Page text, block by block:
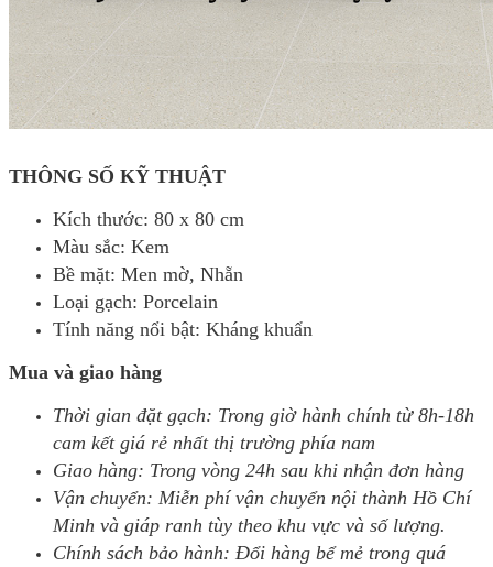
THÔNG SỐ KỸ THUẬT
Kích thước: 80 x 80 cm
Màu sắc: Kem
Bề mặt: Men mờ, Nhẵn
Loại gạch: Porcelain
Tính năng nổi bật: Kháng khuẩn
Mua và giao hàng
Thời gian đặt gạch: Trong giờ hành chính từ 8h-18h
cam kết giá rẻ nhất thị trường phía nam
Giao hàng: Trong vòng 24h sau khi nhận đơn hàng
Vận chuyển: Miễn phí vận chuyển nội thành Hồ Chí
Minh và giáp ranh tùy theo khu vực và số lượng.
Chính sách bảo hành: Đổi hàng bể mẻ trong quá